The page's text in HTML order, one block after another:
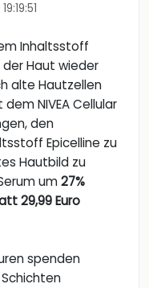
Inhaltsstoff
Haut wieder
alte Hautzellen
NIVEA Cellular
den
Epicelline zu
Hautbild zu
um27%
29,99 Euro
spenden